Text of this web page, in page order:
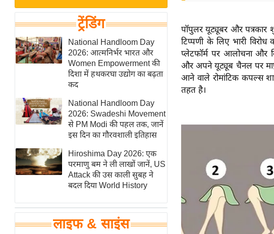
यंग इंडिया
साहित्य जगत
ऑटो वर्ल्ड
न्यूज ब्रीफ
मनोरंजन जगत
बॉलीवुड
हॉलीवुड
फिल्म समीक्षा
Breaking
News
लाइफस्टाइल
टेक्नॉलॉजी
घरेलू नुस्खे
पर्यटन स्थल
ट्रेंडिंग
National Handloom Day
2026: आत्मनिर्भर भारत और
Women Empowerment की
दिशा में हथकरघा उद्योग का बढ़ता
कद
National Handloom Day
2026: Swadeshi Movement
से PM Modi की पहल तक, जानें
इस दिन का गौरवशाली इतिहास
Hiroshima Day 2026: एक
परमाणु बम ने ली लाखों जानें, US
Attack की उस काली सुबह ने
बदल दिया World History
लाइफ & साइंस
पॉपुलर यूट्यूबर और पत्रकार
टिप्पणी के लिए भारी
प्लेटफॉर्म पर आलोचना और
और अपने यूट्यूब चैनल पर
आने वाले रोमांटिक कपल्स
तहत है।